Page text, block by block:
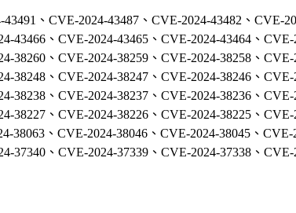
、CVE-2024-43487、CVE-2024-43482、CVE-
43466、CVE-2024-43465、CVE-2024-43464、
38260、CVE-2024-38259、CVE-2024-38258、
38248、CVE-2024-38247、CVE-2024-38246、
38238、CVE-2024-38237、CVE-2024-38236、
38227、CVE-2024-38226、CVE-2024-38225、
38063、CVE-2024-38046、CVE-2024-38045、
37340、CVE-2024-37339、CVE-2024-37338、